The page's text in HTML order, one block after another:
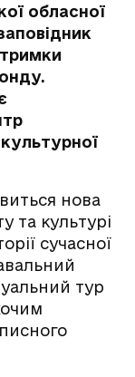
обласної
нова
та культурі
сучасної
тур